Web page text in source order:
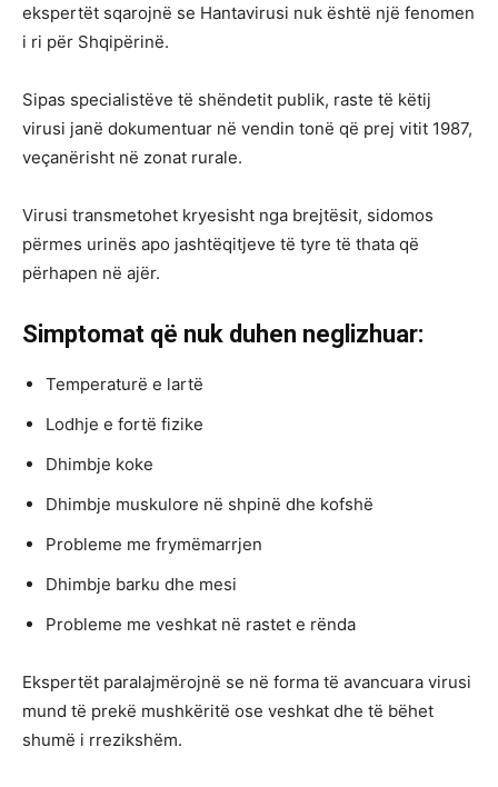
ekspertët sqarojnë se Hantavirusi nuk është një fenomen
i ri për Shqipërinë.
Sipas specialistëve të shëndetit publik, raste të këtij
virusi janë dokumentuar në vendin tonë që prej vitit 1987,
veçanërisht në zonat rurale.
Virusi transmetohet kryesisht nga brejtësit, sidomos
përmes urinës apo jashtëqitjeve të tyre të thata që
përhapen në ajër.
Simptomat që nuk duhen neglizhuar:
Temperaturë e lartë
Lodhje e fortë fizike
Dhimbje koke
Dhimbje muskulore në shpinë dhe kofshë
Probleme me frymëmarrjen
Dhimbje barku dhe mesi
Probleme me veshkat në rastet e rënda
Ekspertët paralajmërojnë se në forma të avancuara virusi
mund të prekë mushkëritë ose veshkat dhe të bëhet
shumë i rrezikshëm.